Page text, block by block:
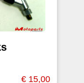
€ 15,00